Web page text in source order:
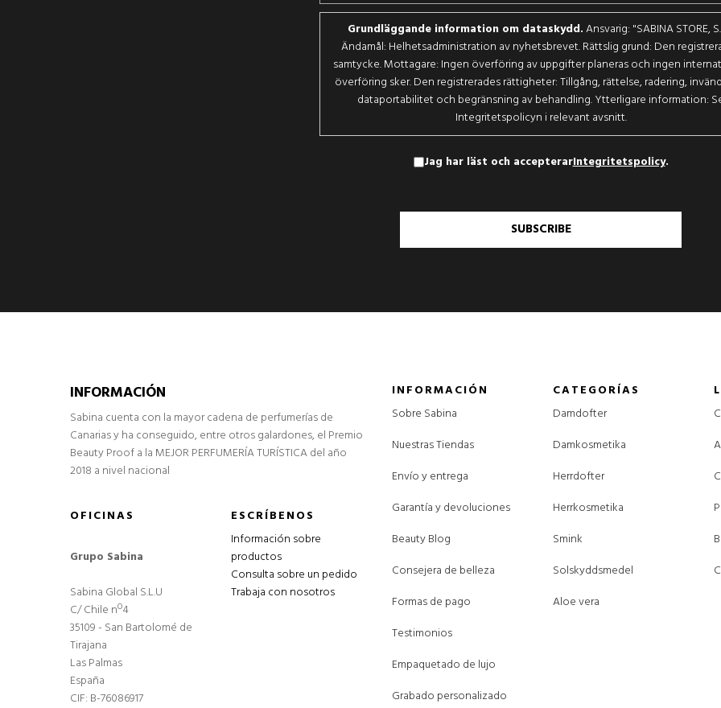
Grundläggande information om dataskydd.Ansvarig: "SABINA STORE,
Ändamål: Helhetsadministration av nyhetsbrevet. Rättslig grund: Den
samtycke. Mottagare: Ingen överföring av uppgifter planeras och ingen
överföring sker. Den registrerades rättigheter: Tillgång, rättelse, radering,
dataportabilitet och begränsning av behandling. Ytterligare information:
Integritetspolicyn i relevant avsnitt.
Jag har läst och accepterarIntegritetspolicy.
SUBSCRIBE
INFORMACIÓN
Sabina cuenta con la mayor cadena de perfumerías de
Canarias y ha conseguido, entre otros galardones, el Premio
Beauty Proof a la MEJOR PERFUMERÍA TURÍSTICA del año
2018 a nivel nacional
OFICINAS
Grupo Sabina
Sabina Global S.L.U
C/ Chile nº4
35109 - San Bartolomé de
Tirajana
Las Palmas
España
CIF: B-76086917
ESCRÍBENOS
Información sobre
productos
Consulta sobre un pedido
Trabaja con nosotros
INFORMACIÓN
Sobre Sabina
Nuestras Tiendas
Envío y entrega
Garantía y devoluciones
Beauty Blog
Consejera de belleza
Formas de pago
Testimonios
Empaquetado de lujo
Grabado personalizado
CATEGORÍAS
Damdofter
Damkosmetika
Herrdofter
Herrkosmetika
Smink
Solskyddsmedel
Aloe vera